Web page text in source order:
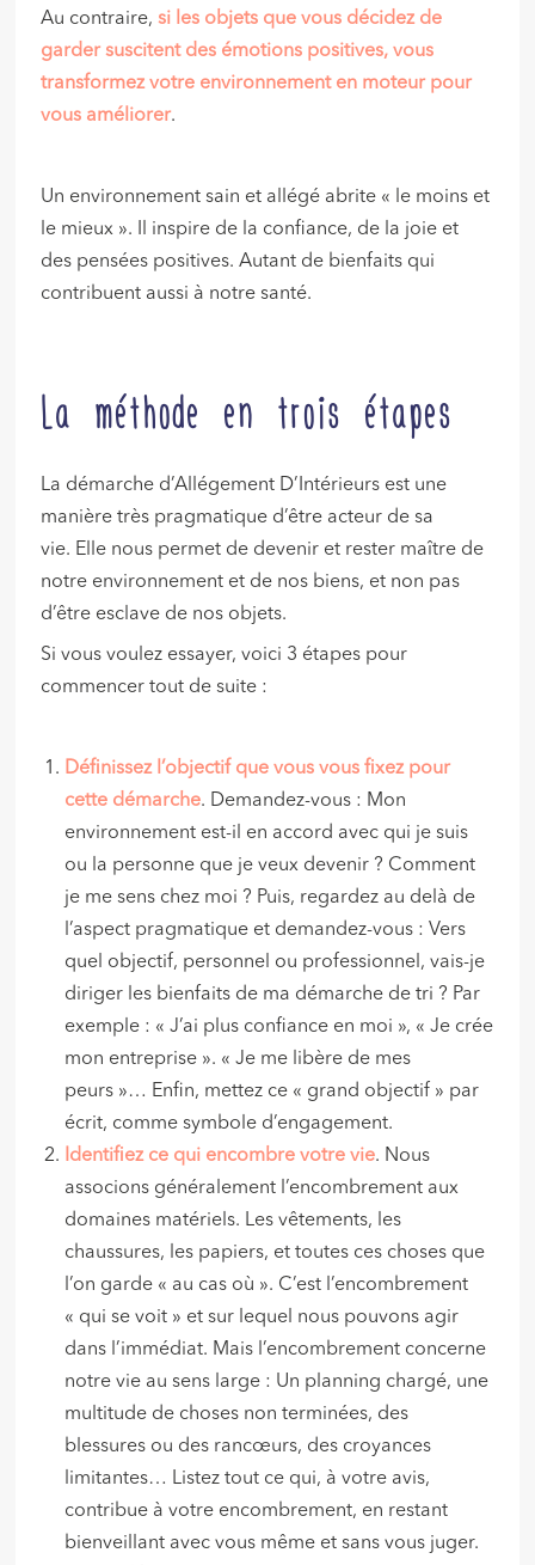
Au contraire,si les objets que vous décidez de
garder suscitent des émotions positives, vous
transformez votre environnement en moteur pour
vous améliorer.
Un environnement sain et allégé abrite « le moins et
le mieux ». Il inspire de la confiance, de la joie et
des pensées positives. Autant de bienfaits qui
contribuent aussi à notre santé.
La méthode en trois étapes
La démarche d’Allégement D’Intérieurs est une
manière très pragmatique d’être acteur de sa
vie. Elle nous permet de devenir et rester maître de
notre environnement et de nos biens, et non pas
d’être esclave de nos objets.
Si vous voulez essayer, voici 3 étapes pour
commencer tout de suite :
Définissez l’objectif que vous vous fixez pour
cette démarche. Demandez-vous : Mon
environnement est-il en accord avec qui je suis
ou la personne que je veux devenir ? Comment
je me sens chez moi ? Puis, regardez au delà de
l’aspect pragmatique et demandez-vous : Vers
quel objectif, personnel ou professionnel, vais-je
diriger les bienfaits de ma démarche de tri ? Par
exemple : « J’ai plus confiance en moi », « Je crée
mon entreprise ». « Je me libère de mes
peurs »… Enfin, mettez ce « grand objectif » par
écrit, comme symbole d’engagement.
Identifiez ce qui encombre votre vie. Nous
associons généralement l’encombrement aux
domaines matériels. Les vêtements, les
chaussures, les papiers, et toutes ces choses que
l’on garde « au cas où ». C’est l’encombrement
« qui se voit » et sur lequel nous pouvons agir
dans l’immédiat. Mais l’encombrement concerne
notre vie au sens large : Un planning chargé, une
multitude de choses non terminées, des
blessures ou des rancœurs, des croyances
limitantes… Listez tout ce qui, à votre avis,
contribue à votre encombrement, en restant
bienveillant avec vous même et sans vous juger.